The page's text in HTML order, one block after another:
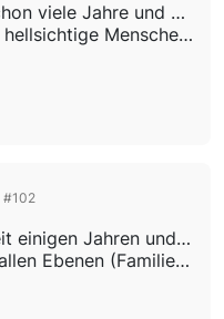
Ich kenne Johannes schon viele Jahre und seine Arbeit fasziniert mich immer wieder auf‘s Neue!
der fähig ist,mit seiner Begabung einen anderen Menschen so...
#102
Ich kenne Johannes seit einigen Jahren und ich erlebe seine Arbeit in den Sprechstunden wahrhaft als "Transformation Work!"
eine Art "Bewusstseinserweiterung" an und ich bin...